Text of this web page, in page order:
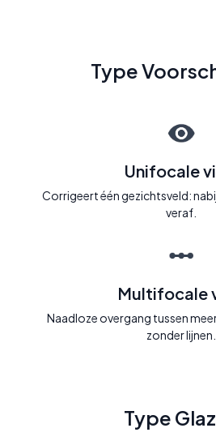
Type
Unifocale
Corrigeert één gezichtsveld:
veraf.
Multifocale
Naadloze overgang tussen
zonder lijnen.
Type